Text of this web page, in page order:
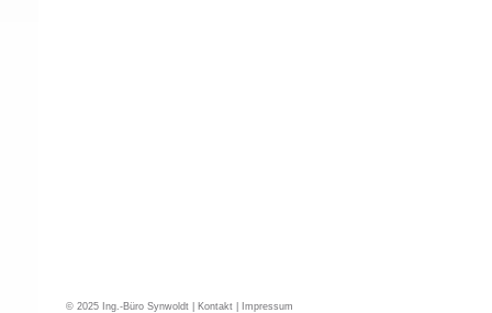
© 2025 Ing.-Büro Synwoldt | Kontakt Impressum